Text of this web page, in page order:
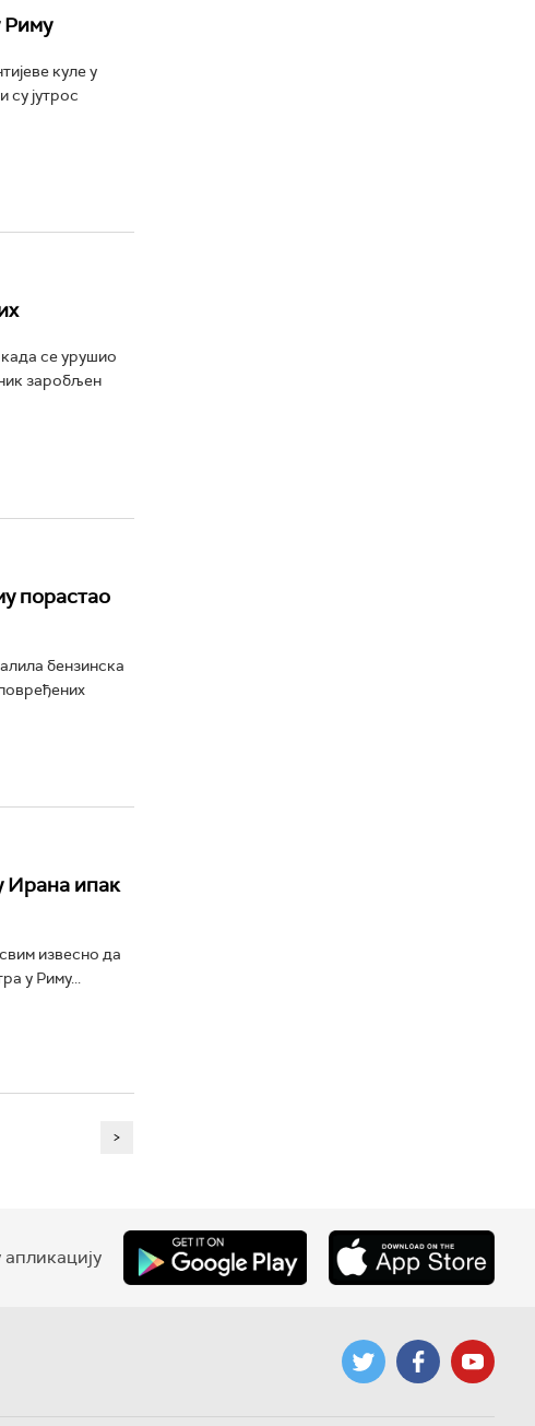
Риму
куле у
су јутрос
се урушио
заробљен
порастао
бензинска
Ирана ипак
извесно да
у Риму...
>